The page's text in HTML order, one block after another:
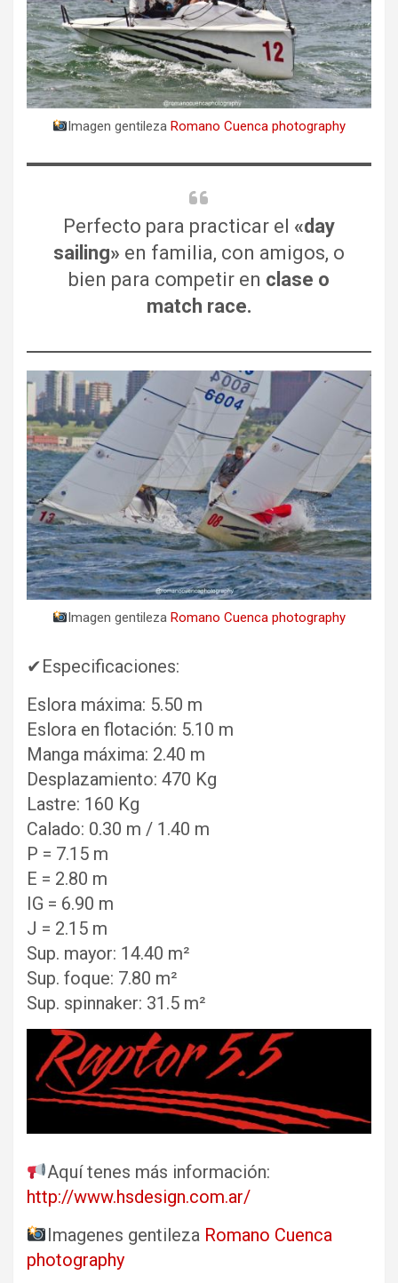
Imagen gentilezaRomano Cuenca photography
Perfecto para practicar el «day
sailing» en familia, con amigos, o
bien para competir en clase o
match race.
Imagen gentilezaRomano Cuenca photography
✔Especificaciones:
Eslora máxima: 5.50 m
Eslora en flotación: 5.10 m
Manga máxima: 2.40 m
Desplazamiento: 470 Kg
Lastre: 160 Kg
Calado: 0.30 m / 1.40 m
P = 7.15 m
E = 2.80 m
IG = 6.90 m
J = 2.15 m
Sup. mayor: 14.40 m²
Sup. foque: 7.80 m²
Sup. spinnaker: 31.5 m²
Aquí tenes más información:
http://www.hsdesign.com.ar/
Imagenes gentileza Romano Cuenca
photography